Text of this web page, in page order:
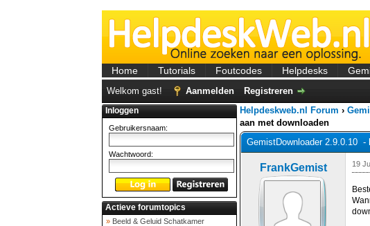
Home Tutorials Foutcodes Helpdesks
Welkom gast! Aanmelden Registreren
Inloggen
Gebruikersnaam:
Wachtwoord:
Actieve forumtopics
» Beeld & Geluid Schatkamer
Helpdeskweb.nl Forum ›
aan met downloaden
GemistDownloader 2.9.0.10 -
FrankGemist 19